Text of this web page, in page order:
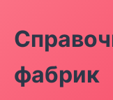
фабрик